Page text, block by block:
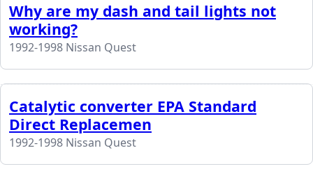
Why are my dash and tail lights not
working?
1992-1998 Nissan Quest
Catalytic converter EPA Standard
Direct Replacemen
1992-1998 Nissan Quest